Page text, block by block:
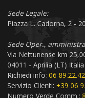
Sede Legale:
Piazza L. Cadorna, 2 -
Sede Oper.,
Via Nettunense km
04011 - Aprilia (LT) Italia
Richiedi info: 06
Servizio Clienti: +39 06
Numero Verde Comm.: